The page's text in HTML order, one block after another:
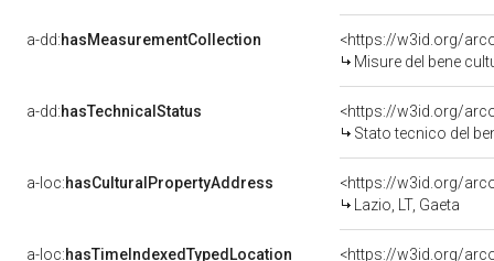
a-dd:hasMeasurementCollection
<https://w3id.org/
Misure del bene
a-dd:hasTechnicalStatus
<https://w3id.org/
Stato tecnico del
a-loc:hasCulturalPropertyAddress
<https://w3id.org/
Lazio, LT, Gaeta
a-loc:hasTimeIndexedTypedLocation <https://w3id.org/